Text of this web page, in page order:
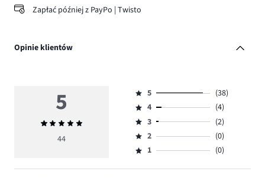
Zapłać później z PayPo | Twisto
Opinie klientów
5
Średnia
ocena
44
Ocena
5,
ilość
głosów
38.
5
(38)
Ocena
4,
ilość
głosów
4
(4)
Ocena
3,
ilość
3
(2)
Ocena
2,
2
(0)
Ocena
1,
1 (0)